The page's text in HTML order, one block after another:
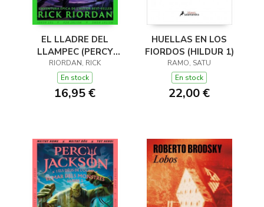
EL LLADRE DEL
LLAMPEC (PERCY
JACKSON I ELS DÉUS
DE L'OLIMP 1)
RIORDAN, RICK
En stock
16,95 €
HUELLAS EN LOS
FIORDOS (HILDUR 1)
RAMO, SATU
En stock
22,00 €